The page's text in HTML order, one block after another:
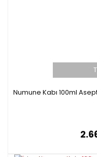
Numune Kabı 100ml